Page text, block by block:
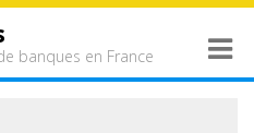
banques en France